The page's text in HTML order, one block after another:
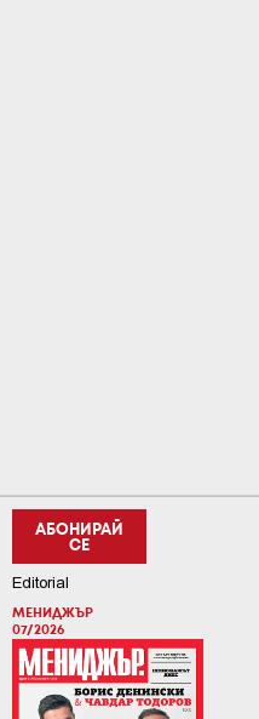
АБОНИРАЙ
СЕ
Editorial
МЕНИДЖЪР
07/2026